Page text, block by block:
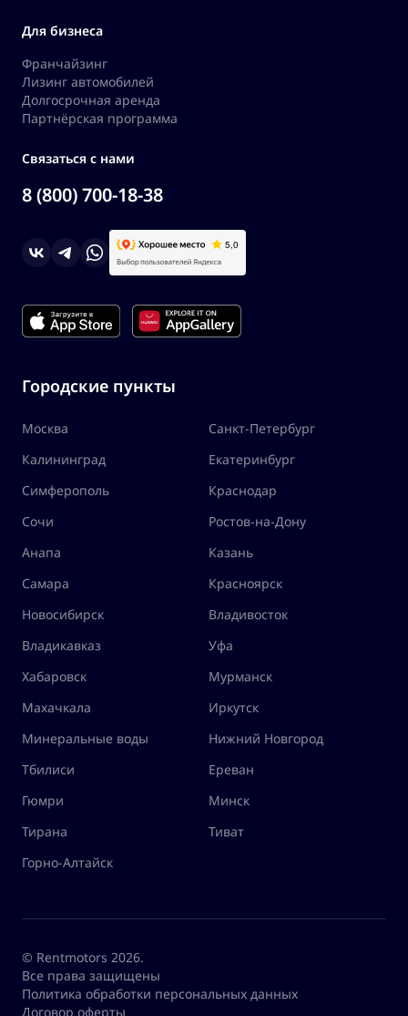
Для бизнеса
Франчайзинг
Лизинг автомобилей
Долгосрочная аренда
Партнёрская программа
Связаться с нами
8 (800) 700-18-38
Городские пункты
Москва
Санкт-Петербург
Калининград
Екатеринбург
Симферополь
Краснодар
Сочи
Ростов-на-Дону
Анапа
Казань
Самара
Красноярск
Новосибирск
Владивосток
Владикавказ
Уфа
Хабаровск
Мурманск
Махачкала
Иркутск
Минеральные воды
Нижний Новгород
Тбилиси
Ереван
Гюмри
Минск
Тирана
Тиват
Горно-Алтайск
© Rentmotors 2026.
Все права защищены
Политика обработки персональных данных
Договор оферты